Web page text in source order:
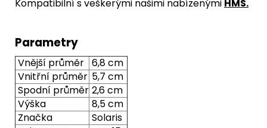
Kompatibilní s veškerými našimi nabízenými HMS.
Parametry
Vnější průměr 6,8 cm
Vnitřní průměr 5,7 cm
Spodní průměr 2,6 cm
Výška
8,5 cm
Značka
Solaris